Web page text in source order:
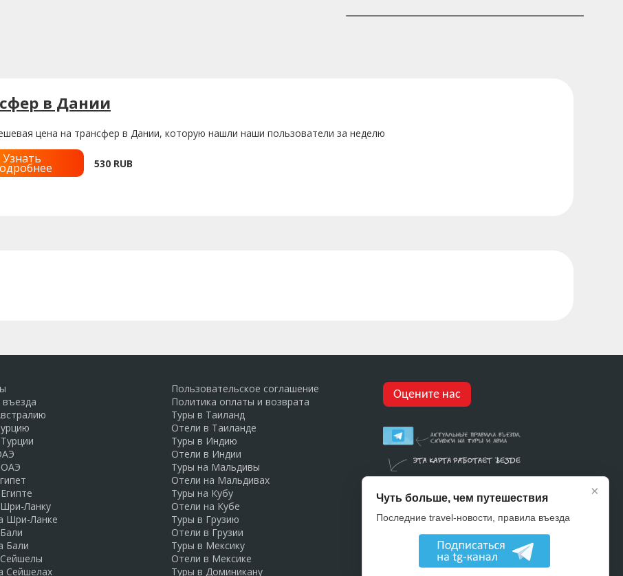
в Дании
цена на трансфер в Дании, которую нашли наши пользователи за неделю
Узнать 530 RUB
Ланку
Шри-Ланке
Бали
Сейшелах
Пользовательское соглашение
Политика оплаты и возврата
Туры в Таиланд
Отели в Таиланде
Туры в Индию
Отели в Индии
Туры на Мальдивы
Отели на Мальдивах
Туры на Кубу
Отели на Кубе
Туры в Грузию
Отели в Грузии
Туры в Мексику
Отели в Мексике
Туры в Доминикану
Оцените нас
×
Чуть больше, чем путешествия
Последние travel-новости, правила въезда